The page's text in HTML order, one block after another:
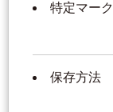
特定マーク
保存方法